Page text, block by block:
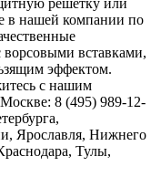
решетку или
в нашей компании по
вставками,
эффектом.
с нашим
8 (495) 989-12-
Ярославля, Нижнего
Тулы,